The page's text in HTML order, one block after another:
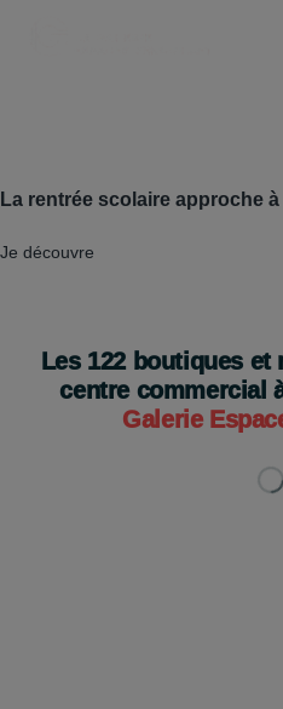
La rentrée scolaire approche à
Je découvre
Les 122boutiques et
centre commercial
Galerie